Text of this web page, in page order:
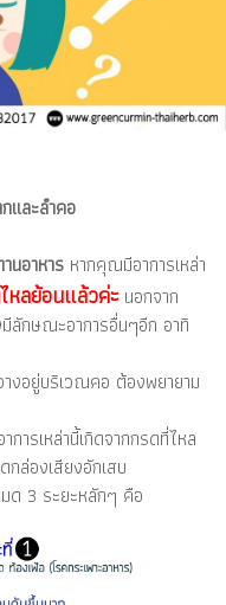
และลำคอ
นอาหาร หากคุณมีอาการเหล่า
ลย้อนแล้วค่ะนอกจาก
ลักษณะอาการอื่นๆอีก อาทิ
งอยู่บริเวณคอ ต้องพยายาม
ารเหล่านี้เกิดจากกรดที่ไหล
กล่องเสียงอักเสบ
ด 3 ระยะหลักๆ คือ